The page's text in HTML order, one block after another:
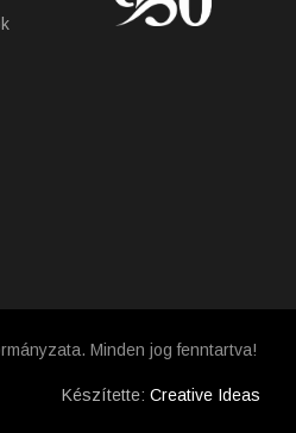
Minden jog fenntartva!
Készítette: Creative Ideas